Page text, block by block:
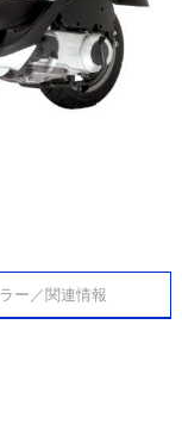
ー／関連情報